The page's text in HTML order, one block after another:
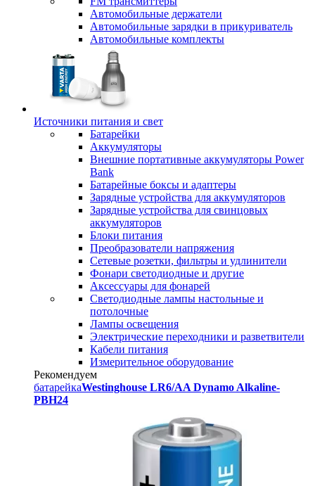
Автомобильные держатели
Автомобильные зарядки в прикуриватель
Автомобильные комплекты
Источники питания и свет
Батарейки
Аккумуляторы
Внешние портативные аккумуляторы Power
Bank
Батарейные боксы и адаптеры
Зарядные устройства для аккумуляторов
Зарядные устройства для свинцовых
аккумуляторов
Блоки питания
Преобразователи напряжения
Сетевые розетки, фильтры и удлинители
Фонари светодиодные и другие
Аксессуары для фонарей
Светодиодные лампы настольные и
потолочные
Лампы освещения
Электрические переходники и разветвители
Кабели питания
Измерительное оборудование
Рекомендуем
батарейкаWestinghouse LR6/AA Dynamo Alkaline-
PBH24